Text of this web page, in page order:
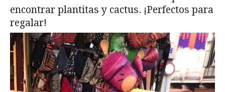
encontrar plantitas y cactus. ¡Perfectos para
regalar!